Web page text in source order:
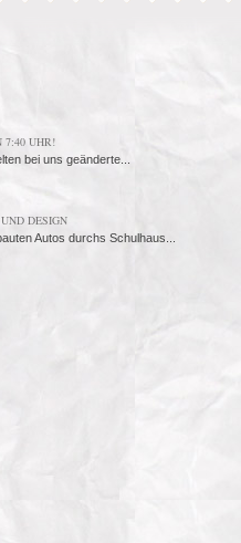
7:40 UHR!
bei uns geänderte...
DESIGN
Autos durchs Schulhaus...